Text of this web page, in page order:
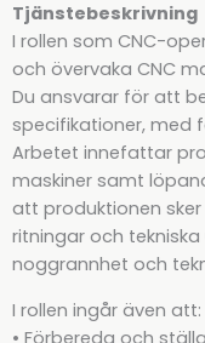
Tjänstebeskrivning
I rollen som CNC-
och övervaka CNC
Du ansvarar för att
specifikationer, med
Arbetet innefattar
maskiner samt
att produktionen
ritningar och
noggrannhet och
I rollen ingår även att:
• Förbereda och